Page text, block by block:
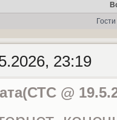
23:19
@